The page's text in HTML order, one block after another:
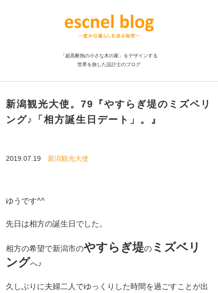
「超高断熱の小さな木の家」をデザインする
世界を旅した設計士のブログ
新潟観光大使。79『やすらぎ堤のミズベリ
ング♪「相方誕生日デート」。』
2019.07.19 新潟観光大使
ゆうです^^
先日は相方の誕生日でした。
相方の希望で新潟市のやすらぎ堤のミズベリ
ングへ♪
久しぶりに夫婦二人でゆっくりした時間を過ごすことが出